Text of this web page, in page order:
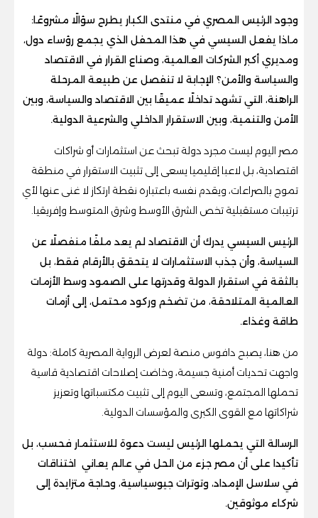
وجود الرئيس المصري في منتدى الكبار يطرح سؤالًا مشروعًا:
ماذا يفعل السيسي في هذا المحفل الذي يجمع رؤساء دول،
ومديري أكبر الشركات العالمية، وصناع القرار في الاقتصاد
والسياسة والأمن؟ الإجابة لا تنفصل عن طبيعة المرحلة
الراهنة، التي تشهد تداخلًا عميقًا بين الاقتصاد والسياسة، وبين
الأمن والتنمية، وبين الاستقرار الداخلي والشرعية الدولية.
مصر اليوم ليست مجرد دولة تبحث عن استثمارات أو شراكات
اقتصادية، بل لاعبا إقليميا يسعى إلى تثبيت الاستقرار في منطقة
تموج بالصراعات، ويقدم نفسه باعتباره نقطة ارتكاز لا غنى عنها لأي
ترتيبات مستقبلية تخص الشرق الأوسط وشرق المتوسط وإفريقيا.
الرئيس السيسي يدرك أن الاقتصاد لم يعد ملفًا منفصلًا عن
السياسة، وأن جذب الاستثمارات لا يتحقق بالأرقام فقط، بل
بالثقة في استقرار الدولة وقدرتها على الصمود وسط الأزمات
العالمية المتلاحقة، من تضخم وركود محتمل، إلى أزمات
طاقة وغذاء.
من هنا، يصبح دافوس منصة لعرض الرواية المصرية كاملة: دولة
واجهت تحديات أمنية جسيمة، وخاضت إصلاحات اقتصادية قاسية
تحملها المجتمع، وتسعى اليوم إلى تثبيت مكتسباتها وتعزيز
شراكاتها مع القوى الكبرى والمؤسسات الدولية.
الرسالة التي يحملها الرئيس ليست دعوة للاستثمار فحسب، بل
تأكيدا على أن مصر جزء من الحل في عالم يعاني اختناقات
في سلاسل الإمداد، وتوترات جيوسياسية، وحاجة متزايدة إلى
شركاء موثوقين.